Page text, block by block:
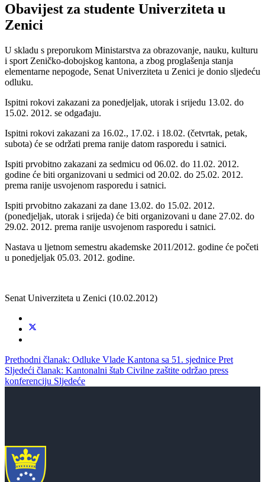
Obavijest za studente Univerziteta u
Zenici
U skladu s preporukom Ministarstva za obrazovanje, nauku, kulturu
i sport Zeničko-dobojskog kantona, a zbog proglašenja stanja
elementarne nepogode, Senat Univerziteta u Zenici je donio sljedeću
odluku.
Ispitni rokovi zakazani za ponedjeljak, utorak i srijedu 13.02. do
15.02. 2012. se odgađaju.
Ispitni rokovi zakazani za 16.02., 17.02. i 18.02. (četvrtak, petak,
subota) će se održati prema ranije datom rasporedu i satnici.
Ispiti prvobitno zakazani za sedmicu od 06.02. do 11.02. 2012.
godine će biti organizovani u sedmici od 20.02. do 25.02. 2012.
prema ranije usvojenom rasporedu i satnici.
Ispiti prvobitno zakazani za dane 13.02. do 15.02. 2012.
(ponedjeljak, utorak i srijeda) će biti organizovani u dane 27.02. do
29.02. 2012. prema ranije usvojenom rasporedu i satnici.
Nastava u ljetnom semestru akademske 2011/2012. godine će početi
u ponedjeljak 05.03. 2012. godine.
Senat Univerziteta u Zenici (10.02.2012)
Prethodni članak: Odluke Vlade Kantona sa 51. sjednice Pret
Sljedeći članak: Kantonalni štab Civilne zaštite održao press
konferenciju Sljedeće